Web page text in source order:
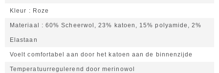
Kleur Roze
Materiaal 60% Scheerwol, 23% katoen, 15% polyamide, 2%
Elastaan
Voelt comfortabel aan door het katoen aan de binnenzijde
Temperatuurregulerend door merinowol